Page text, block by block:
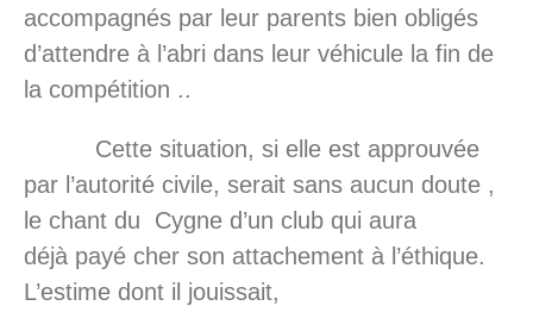
accompagnés par leur parents bien obligés
d’attendre à l’abri dans leur véhicule la fin de
la compétition ..
Cette situation, si elle est approuvée
par l’autorité civile, serait sans aucun doute ,
le chant du Cygne d’un club qui aura
déjà payé cher son attachement à l’éthique.
L’estime dont il jouissait,